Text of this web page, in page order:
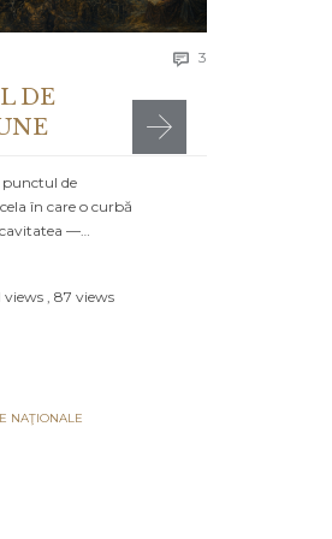
 3
DE
de
în care o curbă
—…
views, 87 views
NAŢIONALE